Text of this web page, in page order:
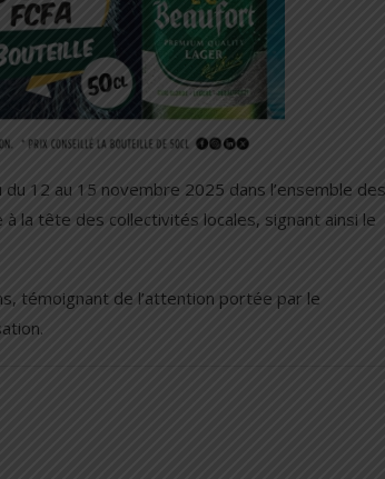
12 au 15 novembre 2025 dans l’ensemble des
la tête des collectivités locales, signant ainsi le
témoignant de l’attention portée par le